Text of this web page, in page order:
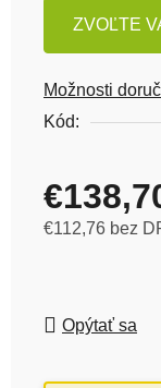
ZVOĽTE
Možnosti
Kód:
€112,76 bez
Opýtať sa